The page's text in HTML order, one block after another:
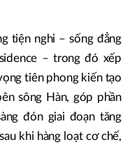
tiện nghi – sống đẳng
– trong đó xếp
tiên phong kiến tạo
sông Hàn, góp phần
đón giai đoạn tăng
khi hàng loạt cơ chế,